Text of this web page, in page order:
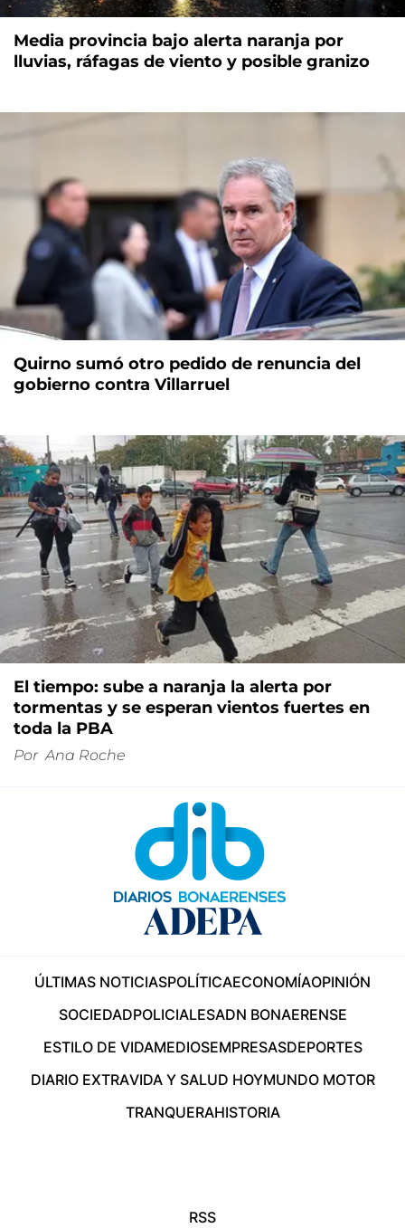
Media provincia bajo alerta naranja por
lluvias, ráfagas de viento y posible granizo
Quirno sumó otro pedido de renuncia del
gobierno contra Villarruel
El tiempo: sube a naranja la alerta por
tormentas y se esperan vientos fuertes en
toda la PBA
Por Ana Roche
ÚLTIMAS NOTICIASPOLÍTICAECONOMÍAOPINIÓN
SOCIEDADPOLICIALESADN BONAERENSE
ESTILO DE VIDAMEDIOSEMPRESASDEPORTES
DIARIO EXTRAVIDA Y SALUD HOYMUNDO MOTOR
TRANQUERAHISTORIA
RSS